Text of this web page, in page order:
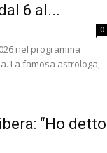
6 al...
0
nel programma
La famosa astrologa,
“Ho detto